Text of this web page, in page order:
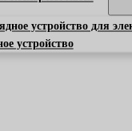
устройство для
устройство